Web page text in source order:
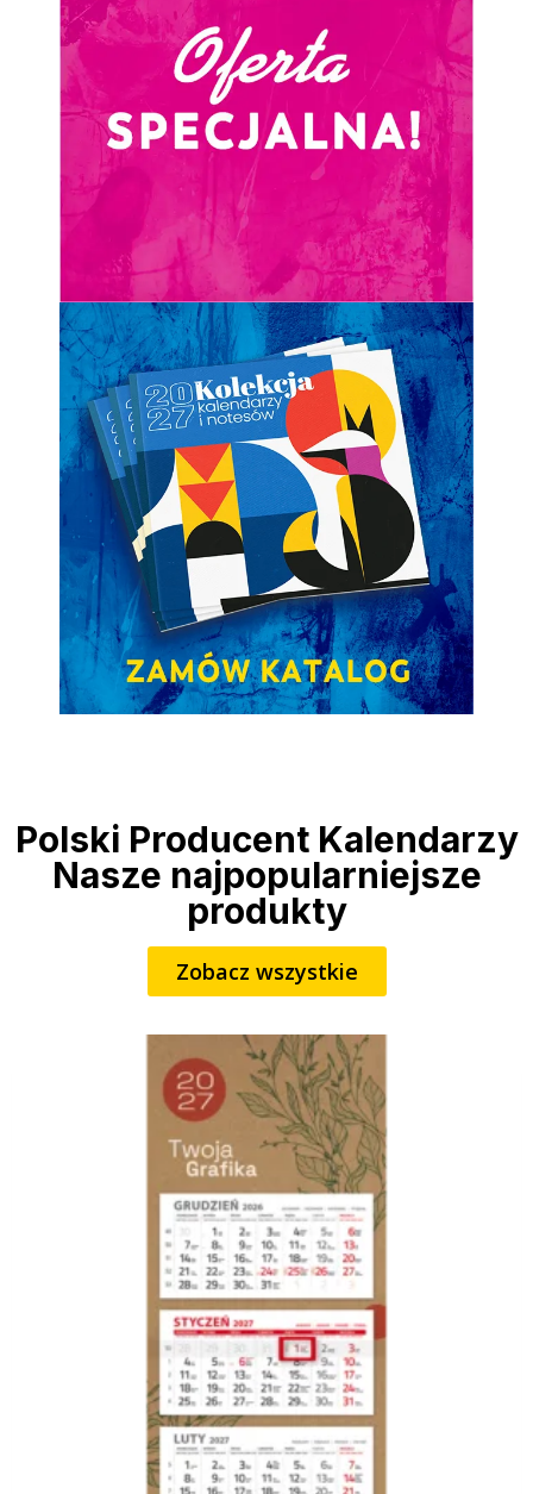
Polski Producent Kalendarzy
Nasze najpopularniejsze
produkty
Zobacz wszystkie